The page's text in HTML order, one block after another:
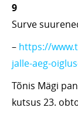
9
Surve
– https://
jalle-aeg-
Tõnis Mägi
kutsus 23.